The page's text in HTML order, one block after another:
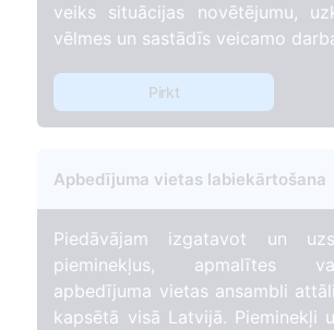
veiks situācijas novētējumu,
vēlmes un sastādīs veicamo
Pirkt
Apbedījuma vietas labiekārtošana
Piedāvājam izgatavot un
pieminekļus, apmalītes
apbedījuma vietas ansambli
kapsētā visā Latvijā. Pieminekļi